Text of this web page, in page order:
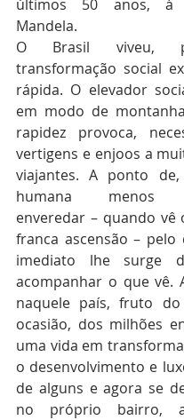
últimos 50 anos, à
Mandela.
O Brasil viveu,
transformação social
rápida. O elevador
em modo de
rapidez provoca,
vertigens e enjoos a
viajantes. A ponto
humana menos
enveredar – quando vê
franca ascensão – pelo
imediato lhe surge
acompanhar o que vê.
naquele país, fruto
ocasião, dos milhões
uma vida em
o desenvolvimento e
de alguns e agora se
no próprio bairro,